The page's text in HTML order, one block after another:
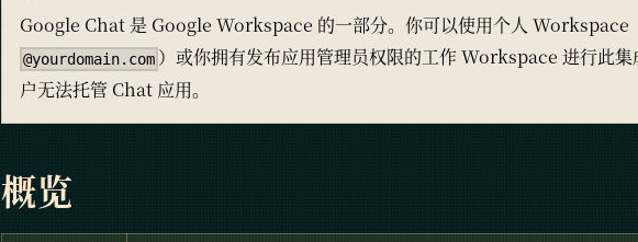
Google Chat 是 Google Workspace 的一部分。你可以使用个人 Workspace
@yourdomain.com ）或你拥有发布应用管理员权限的工作 Workspace 进行此
户无法托管 Chat 应用。
概览